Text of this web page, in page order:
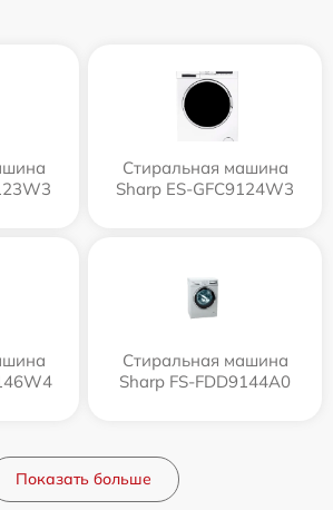
Стиральная машина
Sharp ES-GFC9124W3
Стиральная машина
Sharp FS-FDD9144A0
Показать больше